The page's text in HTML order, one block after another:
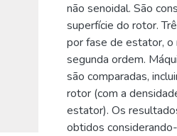
não senoidal. São
superfície do rotor.
por fase de estator,
segunda ordem.
são comparadas,
rotor (com a
estator). Os
obtidos